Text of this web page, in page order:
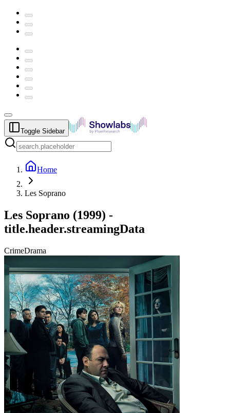
Toggle Sidebar
Home
Les Soprano
Les Soprano (1999) -
title.header.streamingData
CrimeDrama